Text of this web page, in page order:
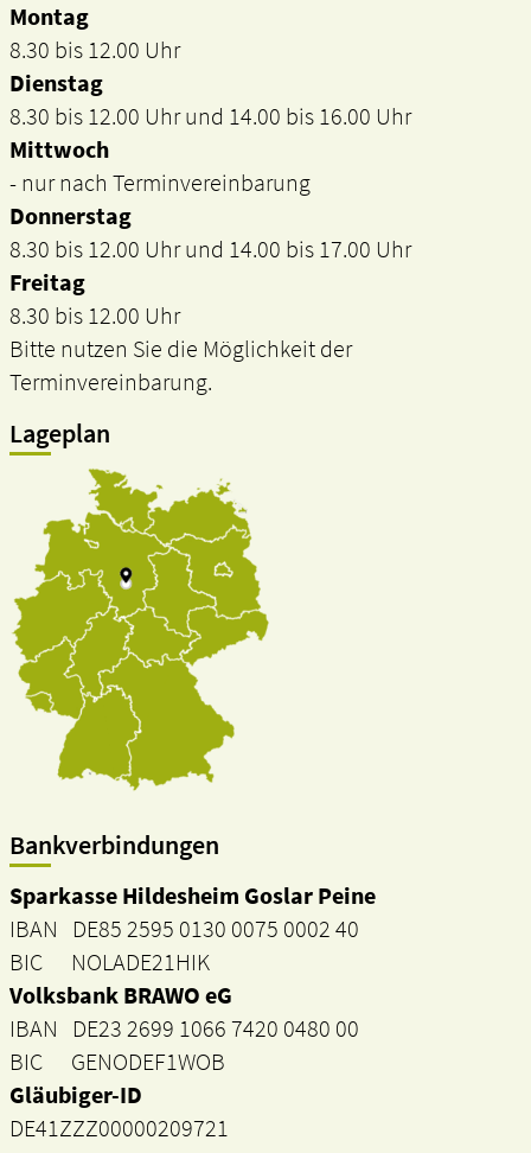
Montag
8.30 bis 12.00 Uhr
Dienstag
8.30 bis 12.00 Uhr und 14.00 bis 16.00 Uhr
Mittwoch
- nur nach Terminvereinbarung
Donnerstag
8.30 bis 12.00 Uhr und 14.00 bis 17.00 Uhr
Freitag
8.30 bis 12.00 Uhr
Bitte nutzen Sie die Möglichkeit der
Terminvereinbarung.
Lageplan
Bankverbindungen
Sparkasse Hildesheim Goslar Peine
IBAN DE85 2595 0130 0075 0002 40
BIC NOLADE21HIK
Volksbank BRAWO eG
IBAN DE23 2699 1066 7420 0480 00
BIC GENODEF1WOB
Gläubiger-ID
DE41ZZZ00000209721